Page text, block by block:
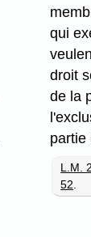
qui
droit
de la
partie
L.M.
52